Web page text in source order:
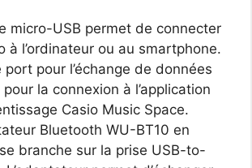
micro-USB permet de connecter
à l’ordinateur ou au smartphone.
port pour l’échange de données
pour la connexion à l’application
Casio Music Space.
Bluetooth WU-BT10 en
branche sur la prise USB-to-